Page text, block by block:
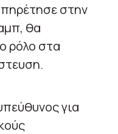
στην
θα
ρόλο στα
για